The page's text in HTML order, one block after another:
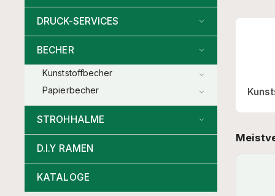
DRUCK-SERVICES
BECHER
Kunststoffbecher
Papierbecher
STROHHALME
D.I.Y RAMEN
KATALOGE